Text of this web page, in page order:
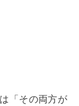
「その両方が